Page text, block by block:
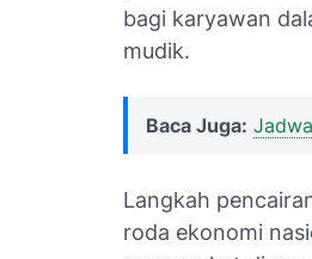
bagi karyawan
mudik.
Baca Juga:
Langkah
roda ekonomi